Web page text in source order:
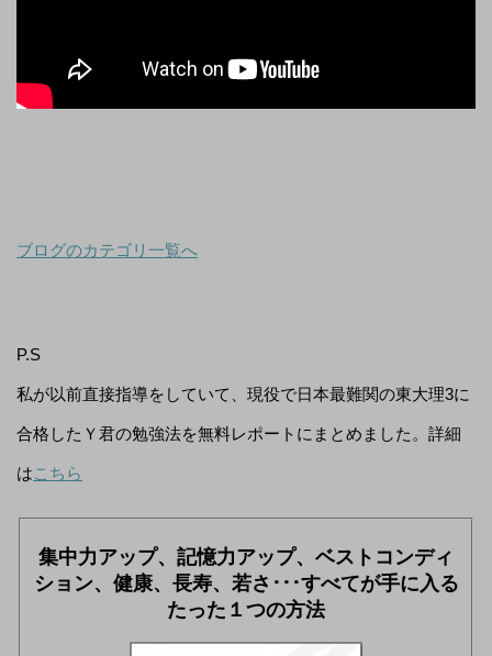
ブログのカテゴリ一覧へ
P.S
私が以前直接指導をしていて、現役で日本最難関の東大理3に
合格したＹ君の勉強法を無料レポートにまとめました。詳細
はこちら
集中力アップ、記憶力アップ、ベストコンディ
ション、健康、長寿、若さ･･･すべてが手に入る
たった１つの方法